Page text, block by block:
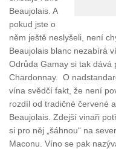
Beaujolais. A
pokud jste o
něm ještě neslyšeli, není
Beaujolais blanc nezabírá
Odrůda Gamay si tak dává
Chardonnay. O
vína svědčí fakt, že není
rozdíl od tradičné červené
Beaujolais. Zdejší vinaři
si pro něj „šáhnou“ na
Maconu. Víno se pak